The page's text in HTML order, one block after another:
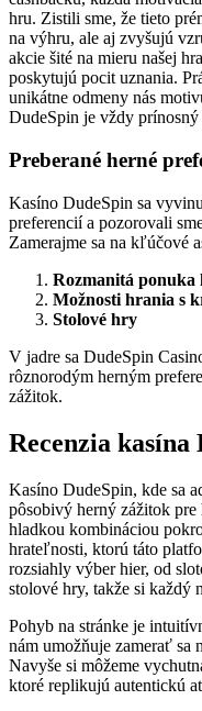
hru. Zistili sme, že tieto
na výhru, ale aj zvyšujú
akcie šité na mieru našej
poskytujú pocit uznania.
unikátne odmeny nás
DudeSpin je vždy
Preberané herné
Kasíno DudeSpin sa
preferencií a pozorovali
Zamerajme sa na kľúčové
Rozmanitá ponuka
Možnosti hrania s
Stolové hry
V jadre sa DudeSpin
rôznorodým herným
zážitok.
Recenzia kasína
Kasíno DudeSpin, kde sa
pôsobivý herný zážitok
hladkou kombináciou
hrateľnosti, ktorú táto
rozsiahly výber hier, od
stolové hry, takže si každý
Pohyb na stránke je
nám umožňuje zamerať sa
Navyše si môžeme
ktoré replikujú autentickú